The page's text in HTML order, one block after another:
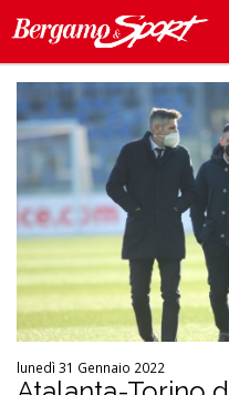
lunedì 31 Gennaio 2022